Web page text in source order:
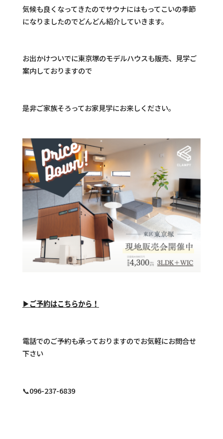
気候も良くなってきたのでサウナにはもってこいの季節
になりましたのでどんどん紹介していきます。
お出かけついでに東京塚のモデルハウスも販売、見学ご
案内しておりますので
是非ご家族そろってお家見学にお来しください。
▶ ご予約はこちらから！
電話でのご予約も承っておりますのでお気軽にお問合せ
下さい
📞096-237-6839